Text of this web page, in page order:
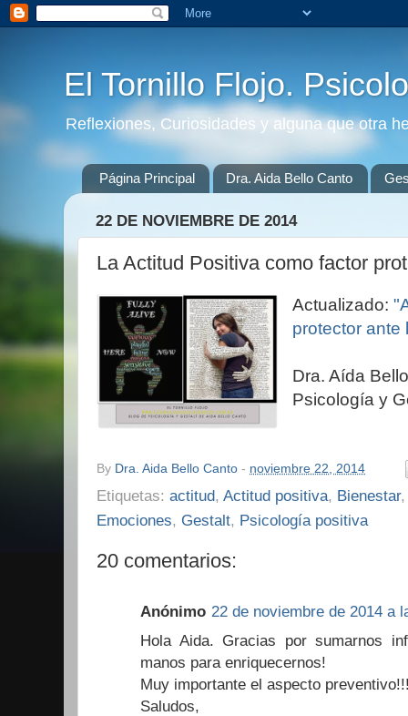
El Tornillo Flojo.
Reflexiones, Curiosidades y alguna que otra
Página Principal Dra. Aida Bello Canto
22 DE NOVIEMBRE DE 2014
La Actitud Positiva como factor
Actualizado:
protector ante
Dra. Aída
Psicología y
By Dra. Aida Bello Canto - noviembre 22, 2014
Etiquetas: actitud, Actitud positiva, Bienestar
Emociones, Gestalt, Psicología positiva
20 comentarios:
Anónimo 22 de noviembre de 2014 a
Hola Aida. Gracias por sumarnos
manos para enriquecernos!
Muy importante el aspecto
Saludos,